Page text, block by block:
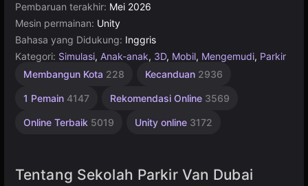
Pembaruan terakhir: Mei 2026
Mesin permainan: Unity
Bahasa yang Didukung: Inggris
Kategori: Simulasi, Anak-anak, 3D, Mobil, Mengemudi, Parkir
Membangun Kota 228 Kecanduan 2936
1 Pemain 4147 Rekomendasi Online 3569
Online Terbaik 5019 Unity online 3172
Mobil
16
Tentang Sekolah Parkir Van Dubai